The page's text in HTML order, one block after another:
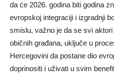
da će 2026. godina biti godina
evropskoj integraciji i izgradnji
smislu, važno je da se svi
običnih građana, uključe u
Hercegovini da postane dio
doprinositi i uživati u svim